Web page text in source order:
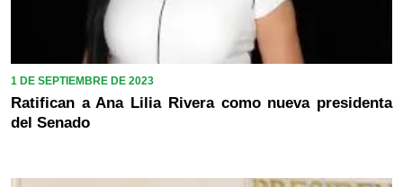
1 DE SEPTIEMBRE DE 2023
Ratifican a Ana Lilia Rivera como nueva presidenta
del Senado